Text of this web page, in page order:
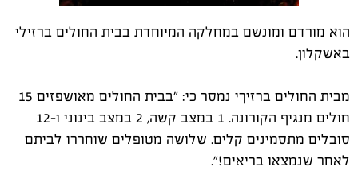
הוא מורדם ומונשם במחלקה המיוחדת בבית החולים ברזילי
באשקלון.
מבית החולים ברזיךי נמסר כי: "בבית החולים מאושפזים 15
סובלים מתסמינים קלים. שלושה מטופלים שוחררו לביתם
לאחר שנמצאו בריאים!".